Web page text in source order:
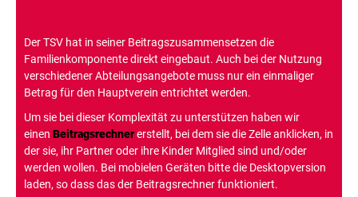
Der TSV hat in seiner Beitragszusammensetzen die
Familienkomponente direkt eingebaut. Auch bei der Nutzung
verschiedener Abteilungsangebote muss nur ein einmaliger
Betrag für den Hauptverein entrichtet werden.
Um sie bei dieser Komplexität zu unterstützen haben wir
einen Beitragsrechnererstellt, bei dem sie die Zelle anklicken, in
der sie, ihr Partner oder ihre Kinder Mitglied sind und/oder
werden wollen. Bei mobielen Geräten bitte die Desktopversion
laden, so dass das der Beitragsrechner funktioniert.